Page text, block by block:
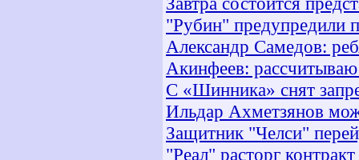
"Рубин" предупредили
Александр Самедов:
Акинфеев:
С «Шинника» снят
Ильдар Ахметзянов
Защитник "Челси"
"Реал" расторг